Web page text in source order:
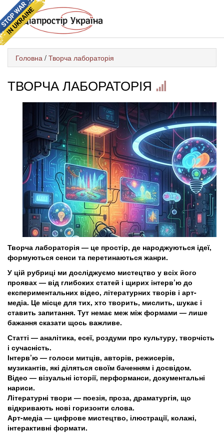
Головна / Творча лабораторія
ТВОРЧА ЛАБОРАТОРІЯ
Творча лабораторія — це простір, де народжуються ідеї,
формуються сенси та перетинаються жанри.
У цій рубриці ми досліджуємо мистецтво у всіх його
проявах — від глибоких статей і щирих інтерв’ю до
експериментальних відео, літературних творів і арт-
медіа. Це місце для тих, хто творить, мислить, шукає і
ставить запитання. Тут немає меж між формами — лише
бажання сказати щось важливе.
Статті — аналітика, есеї, роздуми про культуру, творчість
і сучасність.
Інтерв’ю — голоси митців, авторів, режисерів,
музикантів, які діляться своїм баченням і досвідом.
Відео — візуальні історії, перформанси, документальні
нариси.
Літературні твори — поезія, проза, драматургія, що
відкривають нові горизонти слова.
Арт-медіа — цифрове мистецтво, ілюстрації, колажі,
інтерактивні формати.